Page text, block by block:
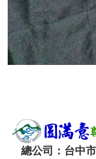
總公司：台中